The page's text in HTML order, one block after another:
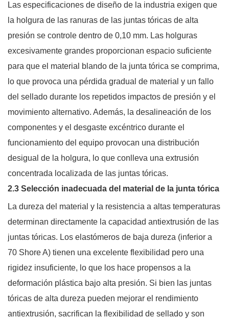
Las especificaciones de diseño de la industria exigen que
la holgura de las ranuras de las juntas tóricas de alta
presión se controle dentro de 0,10 mm. Las holguras
excesivamente grandes proporcionan espacio suficiente
para que el material blando de la junta tórica se comprima,
lo que provoca una pérdida gradual de material y un fallo
del sellado durante los repetidos impactos de presión y el
movimiento alternativo. Además, la desalineación de los
componentes y el desgaste excéntrico durante el
funcionamiento del equipo provocan una distribución
desigual de la holgura, lo que conlleva una extrusión
concentrada localizada de las juntas tóricas.
2.3 Selección inadecuada del material de la junta tórica
La dureza del material y la resistencia a altas temperaturas
determinan directamente la capacidad antiextrusión de las
juntas tóricas. Los elastómeros de baja dureza (inferior a
70 Shore A) tienen una excelente flexibilidad pero una
rigidez insuficiente, lo que los hace propensos a la
deformación plástica bajo alta presión. Si bien las juntas
tóricas de alta dureza pueden mejorar el rendimiento
antiextrusión, sacrifican la flexibilidad de sellado y son